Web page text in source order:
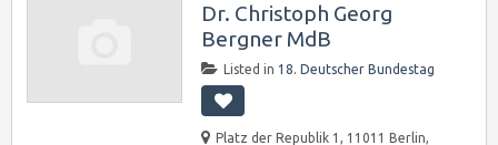
Dr. Christoph Georg
Bergner MdB
Listed in 18. Deutscher Bundestag
Platz der Republik 1, 11011 Berlin,